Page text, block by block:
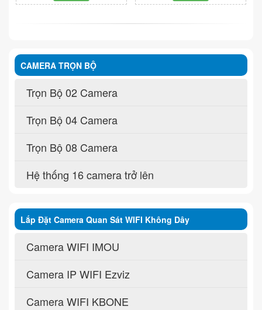
CAMERA TRỌN BỘ
Trọn Bộ 02 Camera
Trọn Bộ 04 Camera
Trọn Bộ 08 Camera
Hệ thống 16 camera trở lên
Lắp Đặt Camera Quan Sát WIFI Không Dây
Camera WIFI IMOU
Camera IP WIFI Ezviz
Camera WIFI KBONE